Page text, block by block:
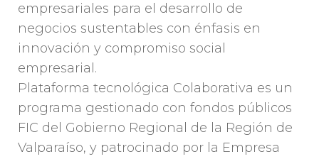
empresariales para el desarrollo de
negocios sustentables con énfasis en
innovación y compromiso social
empresarial.
Plataforma tecnológica Colaborativa es un
programa gestionado con fondos públicos
FIC del Gobierno Regional de la Región de
Valparaíso, y patrocinado por la Empresa